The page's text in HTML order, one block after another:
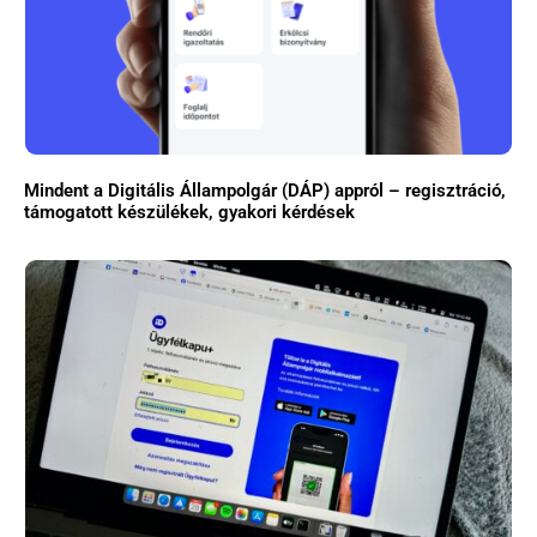
Mindent a Digitális Állampolgár (DÁP) appról – regisztráció,
támogatott készülékek, gyakori kérdések